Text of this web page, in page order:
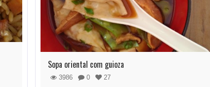
Sopa oriental com guioza
3986 0
27